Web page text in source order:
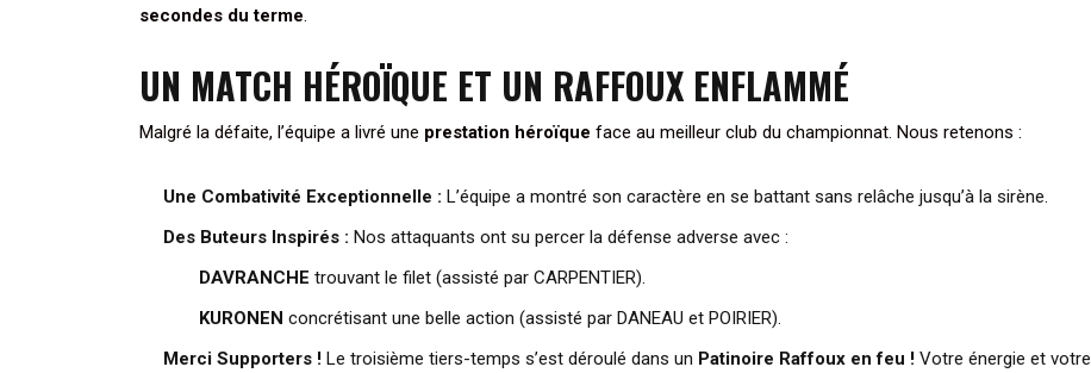
secondes du terme.
UN MATCH HÉROÏQUE ET UN RAFFOUX ENFLAMMÉ
Malgré la défaite, l’équipe a livré une prestation héroïque face au meilleur club du championnat. Nous retenons :
Une Combativité Exceptionnelle : L’équipe a montré son caractère en se battant sans relâche jusqu’à la sirène.
Des Buteurs Inspirés : Nos attaquants ont su percer la défense adverse avec :
DAVRANCHE trouvant le filet (assisté par CARPENTIER).
KURONEN concrétisant une belle action (assisté par DANEAU et POIRIER).
Merci Supporters ! Le troisième tiers-temps s’est déroulé dans un Patinoire Raffoux en feu ! Votre énergie et votre